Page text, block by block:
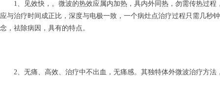
1、见效快，。微波的热效应属内加热，具内外同热，勿需传热过程
应与治疗时间成正比，深度与电极一致，一个病灶点治疗过程只需几秒
念，祛除病因，具有的特点。
2、无痛、高效、治疗中不出血，无痛感。其独特体外微波治疗方法